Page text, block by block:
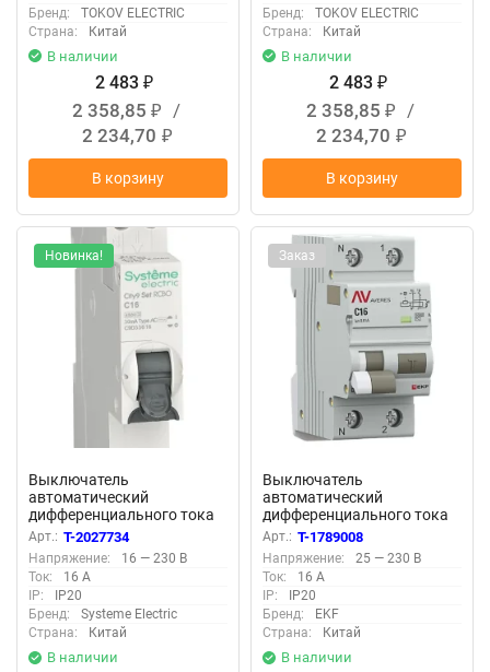
Бренд:
TOKOV ELECTRIC
Страна:
Китай
В наличии
2 483 ₽
2 358,85 ₽
/
2 234,70 ₽
В корзину
Бренд:
TOKOV ELECTRIC
Страна:
Китай
В наличии
2 483 ₽
2 358,85 ₽
/
2 234,70 ₽
В корзину
Новинка!
Выключатель
автоматический
дифференциального тока
2п (1P+N) C 16А 30мА тип
AC 4.5кА City9 18мм SE
C9D33616
Арт.: T-2027734
Напряжение:
16 — 230 В
Ток:
16 А
IP:
IP20
Бренд:
Systeme Electric
Страна:
Китай
В наличии
Заказ
Выключатель
автоматический
дифференциального тока
2п (1P+N) C 16А 10мА тип
AC 6кА DVA-6 AVERES EKF
rcbo6-1pn-16C-10-ac-av
Арт.: T-1789008
Напряжение:
25 — 230 В
Ток:
16 А
IP:
IP20
Бренд:
EKF
Страна:
Китай
В наличии